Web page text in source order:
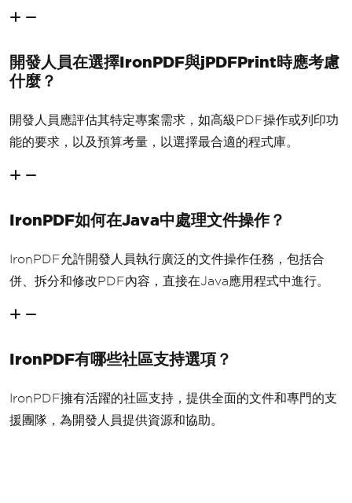
開發人員在選擇IronPDF與jPDFPrint時應考慮
什麼？
開發人員應評估其特定專案需求，如高級PDF操作或列印功
能的要求，以及預算考量，以選擇最合適的程式庫。
IronPDF如何在Java中處理文件操作？
IronPDF允許開發人員執行廣泛的文件操作任務，包括合
併、拆分和修改PDF內容，直接在Java應用程式中進行。
IronPDF有哪些社區支持選項？
IronPDF擁有活躍的社區支持，提供全面的文件和專門的支
援團隊，為開發人員提供資源和協助。